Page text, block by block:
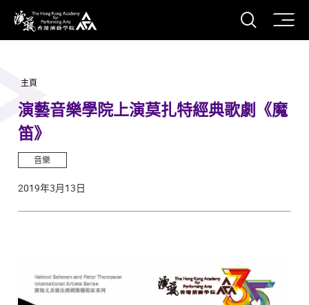
香港演藝學院
打開
主頁
演藝音樂學院上演莫扎特經典歌劇《魔
笛》
音樂
2019年3月13日